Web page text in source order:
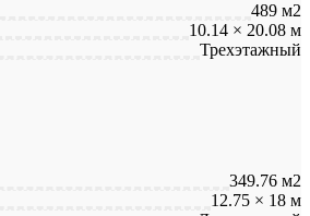
489 м2
10.14 × 20.08 м
Трехэтажный
349.76 м2
12.75 × 18 м